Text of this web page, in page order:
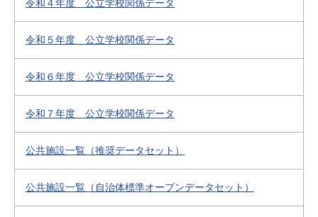
令和４年度 公立学校関係データ
令和５年度 公立学校関係データ
令和６年度 公立学校関係データ
令和７年度 公立学校関係データ
公共施設一覧（推奨データセット）
公共施設一覧（自治体標準オープンデータセット）